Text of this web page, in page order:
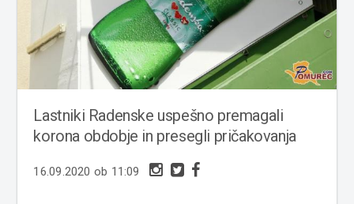
Lastniki Radenske uspešno premagali
korona obdobje in presegli pričakovanja
16.09.2020 ob 11:09